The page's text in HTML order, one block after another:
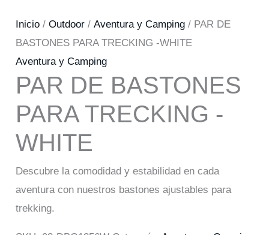
Inicio /Outdoor /Aventura y Camping / PAR DE
BASTONES PARA TRECKING -WHITE
Aventura y Camping
PAR DE BASTONES
PARA TRECKING -
WHITE
Descubre la comodidad y estabilidad en cada
aventura con nuestros bastones ajustables para
trekking.